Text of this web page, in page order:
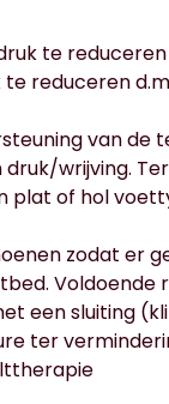
te
reduceren
van de
wrijving.
plat of hol
zodat er
Voldoende
een sluiting
ter